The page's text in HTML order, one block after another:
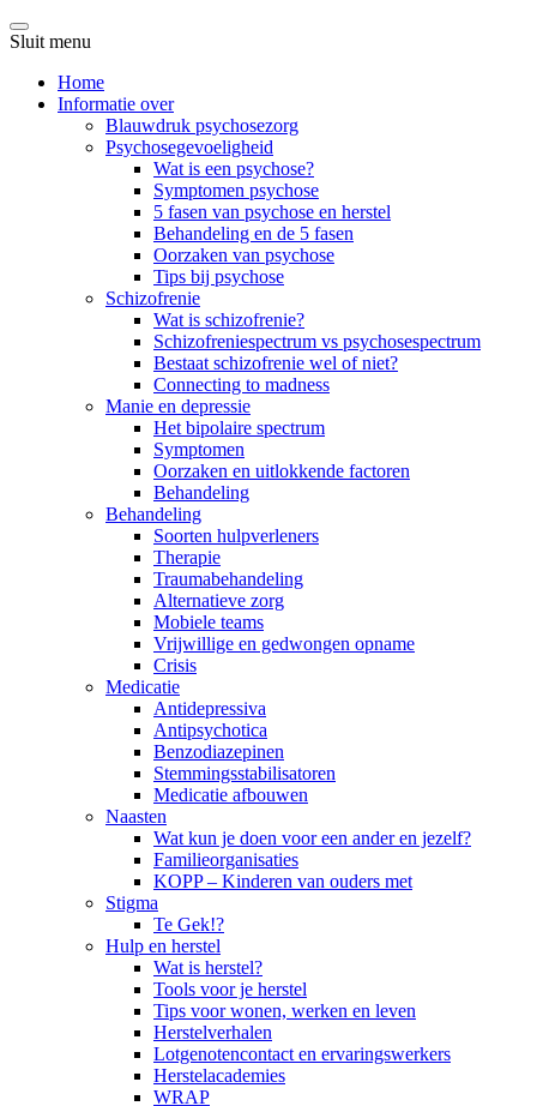
Sluit menu
Home
Informatie over
Blauwdruk psychosezorg
Psychosegevoeligheid
Wat is een psychose?
Symptomen psychose
5 fasen van psychose en herstel
Behandeling en de 5 fasen
Oorzaken van psychose
Tips bij psychose
Schizofrenie
Wat is schizofrenie?
Schizofreniespectrum vs psychosespectrum
Bestaat schizofrenie wel of niet?
Connecting to madness
Manie en depressie
Het bipolaire spectrum
Symptomen
Oorzaken en uitlokkende factoren
Behandeling
Behandeling
Soorten hulpverleners
Therapie
Traumabehandeling
Alternatieve zorg
Mobiele teams
Vrijwillige en gedwongen opname
Crisis
Medicatie
Antidepressiva
Antipsychotica
Benzodiazepinen
Stemmingsstabilisatoren
Medicatie afbouwen
Naasten
Wat kun je doen voor een ander en jezelf?
Familieorganisaties
KOPP – Kinderen van ouders met
Stigma
Te Gek!?
Hulp en herstel
Wat is herstel?
Tools voor je herstel
Tips voor wonen, werken en leven
Herstelverhalen
Lotgenotencontact en ervaringswerkers
Herstelacademies
WRAP